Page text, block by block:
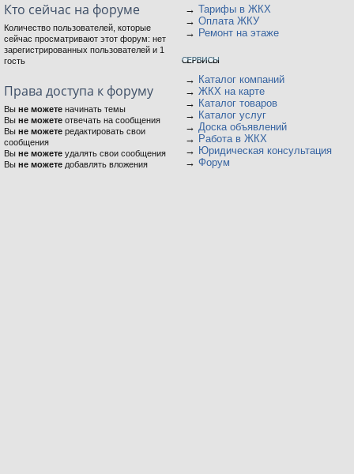
Кто сейчас на форуме
Количество пользователей, которые
сейчас просматривают этот форум: нет
зарегистрированных пользователей и 1
гость
Права доступа к форуму
Вы не можете начинать темы
Вы не можете отвечать на сообщения
Вы не можете редактировать свои
сообщения
Вы не можете удалять свои сообщения
Вы не можете добавлять вложения
→ Тарифы в ЖКХ
→ Оплата ЖКУ
→ Ремонт на этаже
→ Каталог компаний
→ ЖКХ на карте
→ Каталог товаров
→ Каталог услуг
→ Доска объявлений
→ Работа в ЖКХ
→ Юридическая консультация
→ Форум